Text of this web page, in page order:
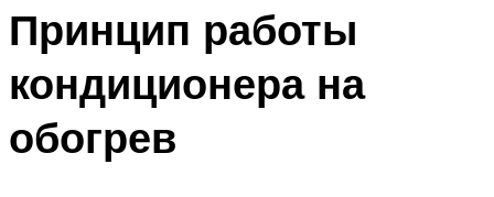
Принцип работы
кондиционера на
обогрев